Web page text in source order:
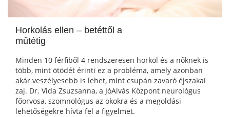
Horkolás ellen – betéttől a
műtétig
Minden 10 férfiből 4 rendszeresen horkol és a nőknek is
több, mint ötödét érinti ez a probléma, amely azonban
akár veszélyesebb is lehet, mint csupán zavaró éjszakai
zaj. Dr. Vida Zsuzsanna, a JóAlvás Központ neurológus
főorvosa, szomnológus az okokra és a megoldási
lehetőségekre hívta fel a figyelmet.